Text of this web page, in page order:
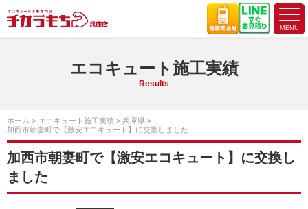
エコキュート施工実績
Results
ホーム エコキュート施工実績
兵庫県
加西市朝妻町で【激安エコキュート】に交換しました
加西市朝妻町で【激安エコキュート】に交換し
ました